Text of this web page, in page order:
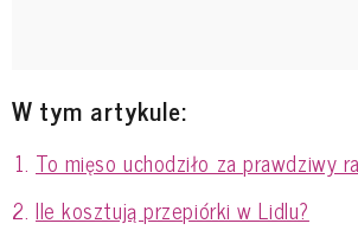
W tym artykule:
To mięso uchodziło za prawdziwy
Ile kosztują przepiórki w Lidlu?